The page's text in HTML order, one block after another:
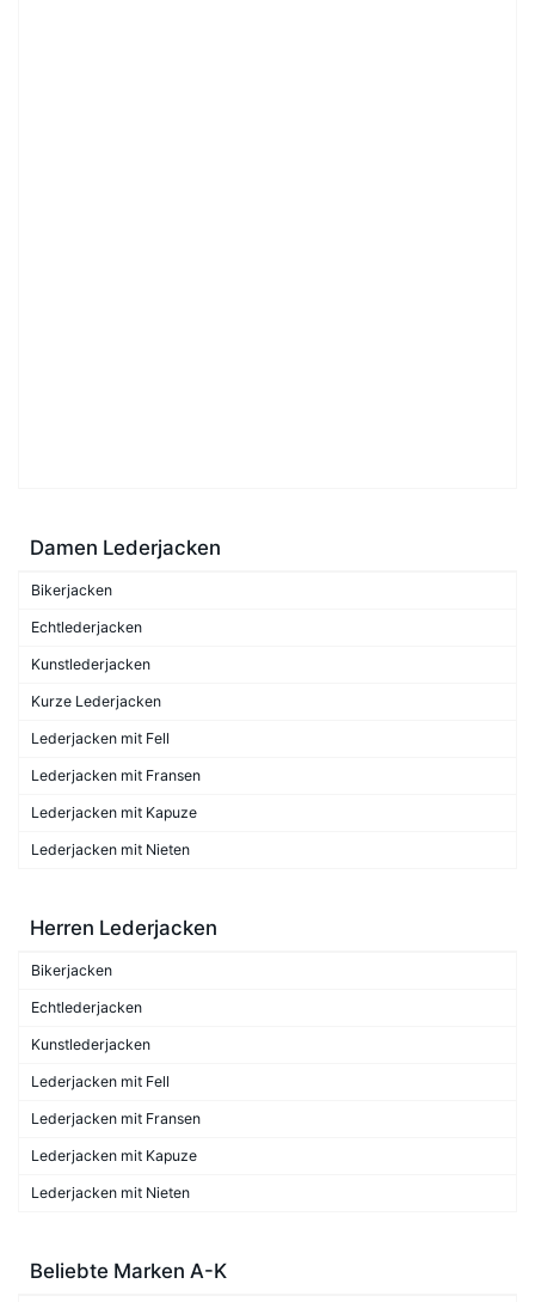
Damen Lederjacken
Bikerjacken
Echtlederjacken
Kunstlederjacken
Kurze Lederjacken
Lederjacken mit Fell
Lederjacken mit Fransen
Lederjacken mit Kapuze
Lederjacken mit Nieten
Herren Lederjacken
Bikerjacken
Echtlederjacken
Kunstlederjacken
Lederjacken mit Fell
Lederjacken mit Fransen
Lederjacken mit Kapuze
Lederjacken mit Nieten
Beliebte Marken A-K